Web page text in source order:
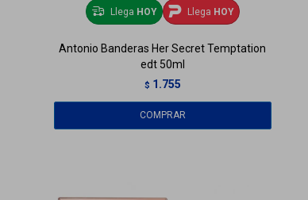
Llega HOY Llega HOY
Antonio Banderas Her Secret Temptation
edt 50ml
$ 1.755